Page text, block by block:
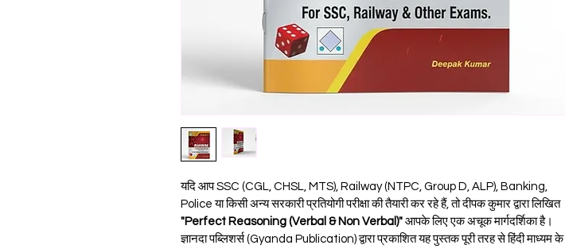
यदि आप SSC (CGL, CHSL, MTS), Railway (NTPC, Group D, ALP), Banking,
Police या किसी अन्य सरकारी प्रतियोगी परीक्षा की तैयारी कर रहे हैं, तो दीपक कुमार द्वारा लिखित
"Perfect Reasoning (Verbal & Non Verbal)" आपके लिए एक अचूक मार्गदर्शिका है।
ज्ञानदा पब्लिशर्स (Gyanda Publication) द्वारा प्रकाशित यह पुस्तक पूरी तरह से हिंदी माध्यम के